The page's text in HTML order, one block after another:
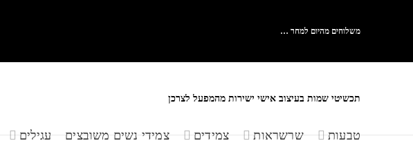
משלוחים מהיום למחר …
תכשיטי שמות בעיצוב אישי ישירות מהמפעל לצרכן
טבעות שרשראות צמידים צמידי נשים משובצים עגילים